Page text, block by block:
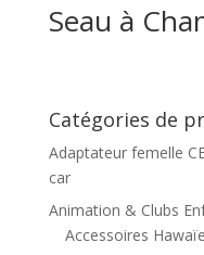
Seau à
Catégories de
Adaptateur femelle
car
Animation & Clubs
Accessoires